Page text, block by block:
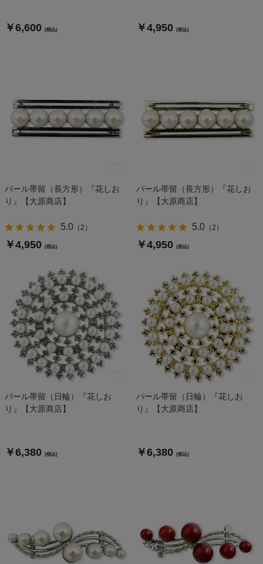
￥6,600 (税込) ￥4,950 (税込)
パール帯留（長方形）『花しお
り』【大原商店】
5.0（2 ）
￥4,950 (税込)
パール帯留（長方形）『花しお
り』【大原商店】
5.0（2 ）
￥4,950 (税込)
パール帯留（日輪）『花しお
り』【大原商店】
￥6,380 (税込)
パール帯留（日輪）『花しお
り』【大原商店】
￥6,380 (税込)